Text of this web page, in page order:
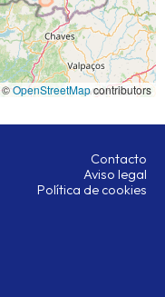
©OpenStreetMapcontributors
Contacto
Aviso legal
Política de cookies